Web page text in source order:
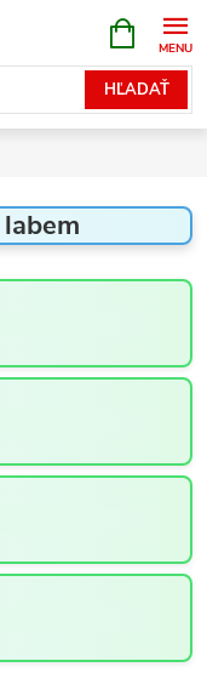
HĽADAŤ
KOŠÍK